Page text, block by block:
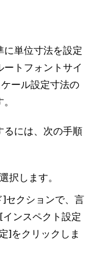
に単位寸法を設定
トフォントサイ
ール設定寸法の
るには、次の手順
択します。
]セクションで、言
ンスペクト設定
]をクリックしま